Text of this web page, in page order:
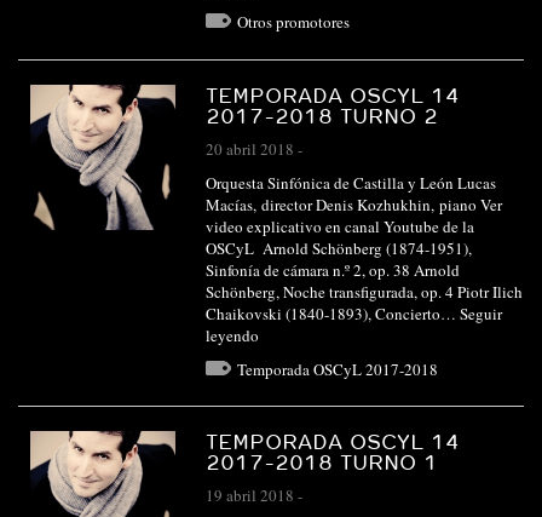
Otros promotores
TEMPORADA OSCYL 14
2017-2018 TURNO 2
20 abril 2018 -
Orquesta Sinfónica de Castilla y León Lucas
Macías, director Denis Kozhukhin, piano Ver
video explicativo en canal Youtube de la
OSCyL Arnold Schönberg (1874-1951),
Sinfonía de cámara n.º 2, op. 38 Arnold
Schönberg, Noche transfigurada, op. 4 Piotr Ilich
Chaikovski (1840-1893), Concierto… Seguir
leyendo
Temporada OSCyL 2017-2018
TEMPORADA OSCYL 14
2017-2018 TURNO 1
19 abril 2018 -